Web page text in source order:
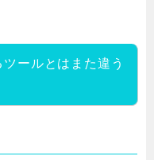
ールとはまた違う